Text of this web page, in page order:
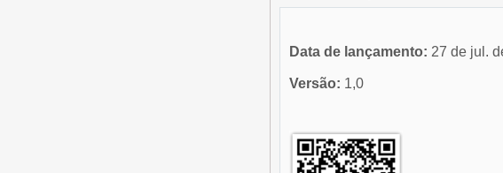
Data de lançamento: 27 de jul.
Versão: 1,0